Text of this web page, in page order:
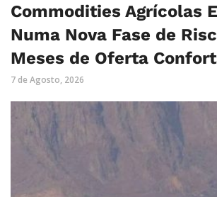
Commodities Agrícolas
Numa Nova Fase de
Meses de Oferta
7 de Agosto, 2026